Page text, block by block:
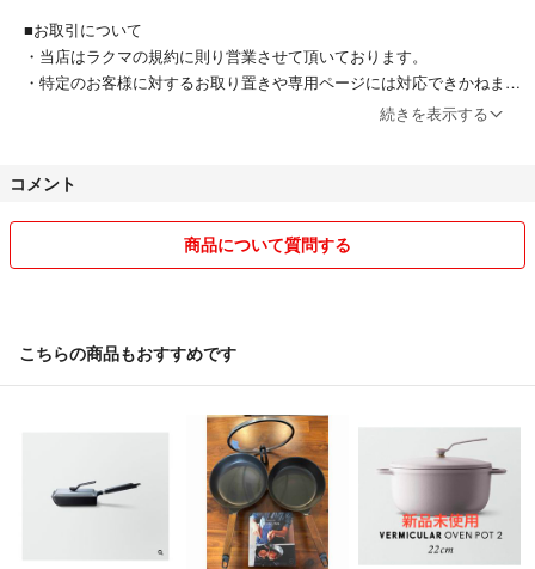
■お取引について
・当店はラクマの規約に則り営業させて頂いております。
・特定のお客様に対するお取り置きや専用ページには対応できかねま
・ギフト包装は承っておりません。
◆受取拒否について
その場合の再送はできかねますのでご了承ください。
ご注文と異なる商品が届いた場合又は商品に欠陥がある場合を除き、返
万一ご注文の商品と内容が違う場合や、商品の破損・傷みなど品質上の
問題があった場合には、商品到着から5日以内にご連絡の上、着払いで
※若干の状態の違いなどの個人的主観、ご注文間違いやスペックの認識
続きを表示する
コメント
商品について質問する
こちらの商品もおすすめです